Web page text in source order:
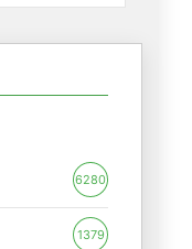
01/03/2026
27/02/2026
16/02/2026
ترامب والأحجية
6280
1379